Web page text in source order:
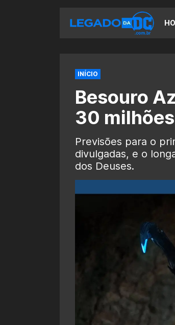
INÍCIO
Besouro
30
Previsões para o
divulgadas, e o
dos Deuses.